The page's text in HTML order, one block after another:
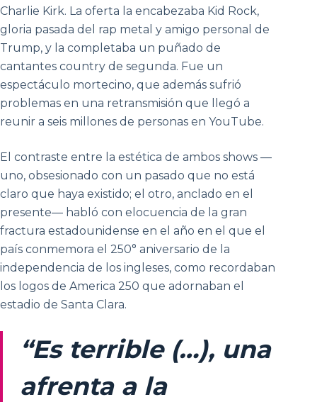
Charlie Kirk. La oferta la encabezaba Kid Rock,
gloria pasada del rap metal y amigo personal de
Trump, y la completaba un puñado de
cantantes country de segunda. Fue un
espectáculo mortecino, que además sufrió
problemas en una retransmisión que llegó a
reunir a seis millones de personas en YouTube.
El contraste entre la estética de ambos shows —
uno, obsesionado con un pasado que no está
claro que haya existido; el otro, anclado en el
presente— habló con elocuencia de la gran
fractura estadounidense en el año en el que el
país conmemora el 250° aniversario de la
independencia de los ingleses, como recordaban
los logos de America 250 que adornaban el
estadio de Santa Clara.
“Es terrible (…), una
afrenta a la